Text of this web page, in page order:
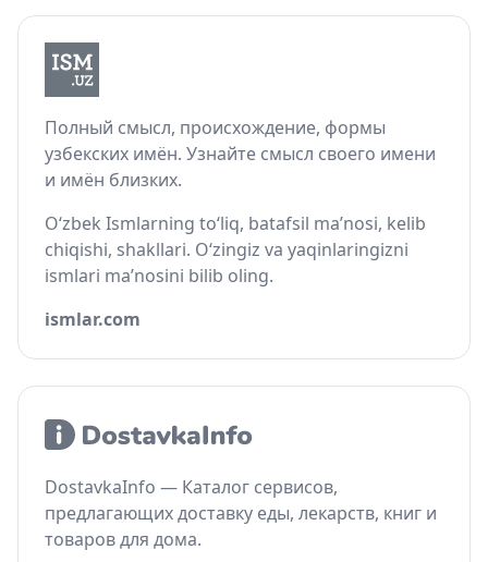
Полный смысл, происхождение, формы
узбекских имён. Узнайте смысл своего имени
и имён близких.
O‘zbek Ismlarning to‘liq, batafsil ma’nosi, kelib
chiqishi, shakllari. O‘zingiz va yaqinlaringizni
ismlari ma’nosini bilib oling.
ismlar.com
DostavkaInfo — Каталог сервисов,
предлагающих доставку еды, лекарств, книг и
товаров для дома.